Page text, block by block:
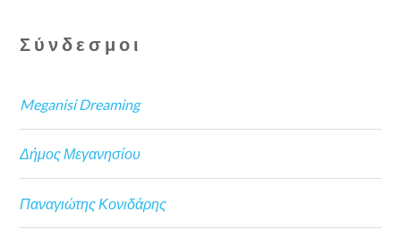
Σύνδεσμοι
Meganisi Dreaming
Δήμος Μεγανησίου
Παναγιώτης Κονιδάρης